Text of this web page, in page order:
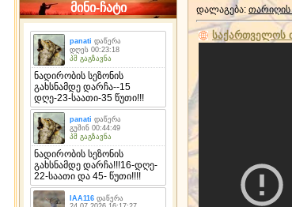
მინი-ჩატი დალაგება: თარიღის
საქართველოს